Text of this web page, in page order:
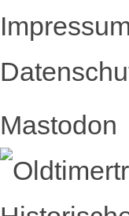
Impressum
Mastodon